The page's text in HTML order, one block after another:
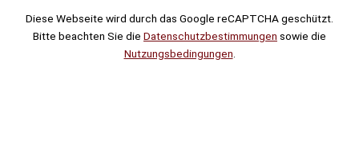
Diese Webseite wird durch das Google reCAPTCHA geschützt.
Bitte beachten Sie die Datenschutzbestimmungen sowie die
Nutzungsbedingungen